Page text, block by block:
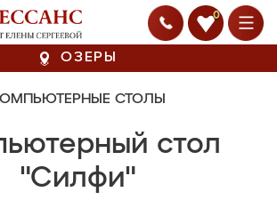
0
ОЗЕРЫ
СТОЛЫ
стол
"Силфи"